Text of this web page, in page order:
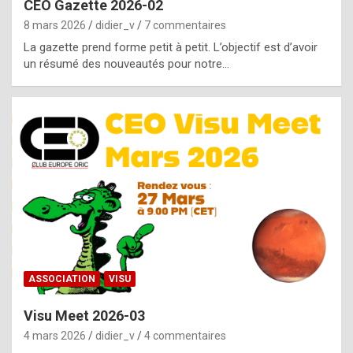
g
e
n
u
i
n
e
R
o
p
CEO Gazette 2026-02
8 mars 2026 didier_v 7 commentaires
La gazette prend forme petit à petit. L’objectif est d’avoir
un résumé des nouveautés pour notre…
ASSOCIATION VISU
Visu Meet 2026-03
4 mars 2026 didier_v 4 commentaires